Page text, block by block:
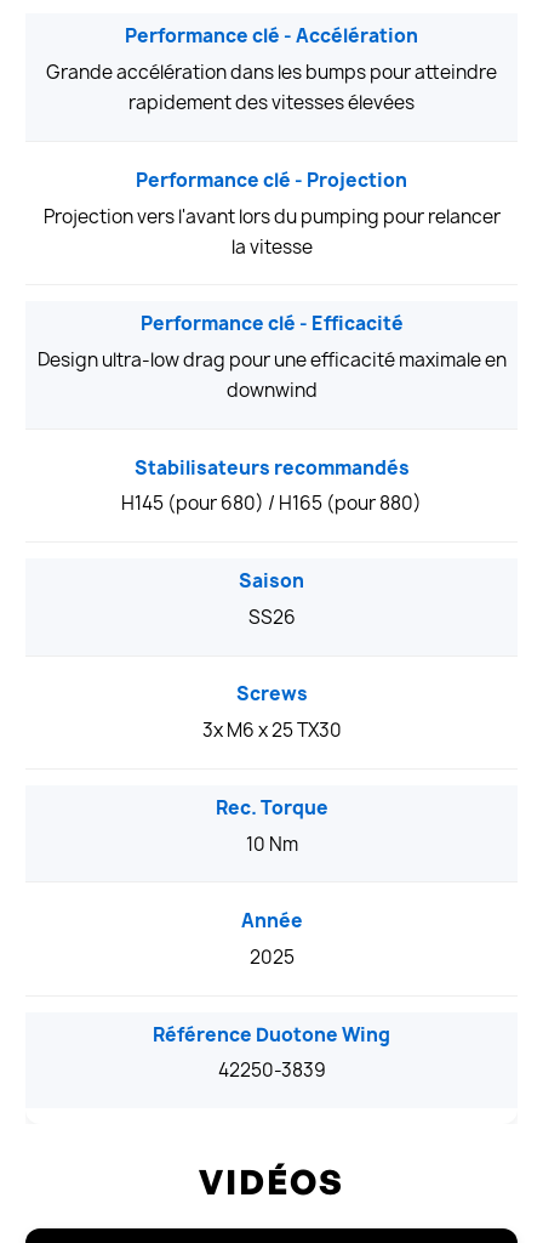
Performance clé - Accélération
Grande accélération dans les bumps pour atteindre
rapidement des vitesses élevées
Performance clé - Projection
Projection vers l'avant lors du pumping pour relancer
la vitesse
Performance clé - Efficacité
Design ultra-low drag pour une efficacité maximale en
downwind
Stabilisateurs recommandés
H145 (pour 680) / H165 (pour 880)
Saison
SS26
Screws
3x M6 x 25 TX30
Rec. Torque
10 Nm
Année
2025
Référence Duotone Wing
42250-3839
VIDÉOS